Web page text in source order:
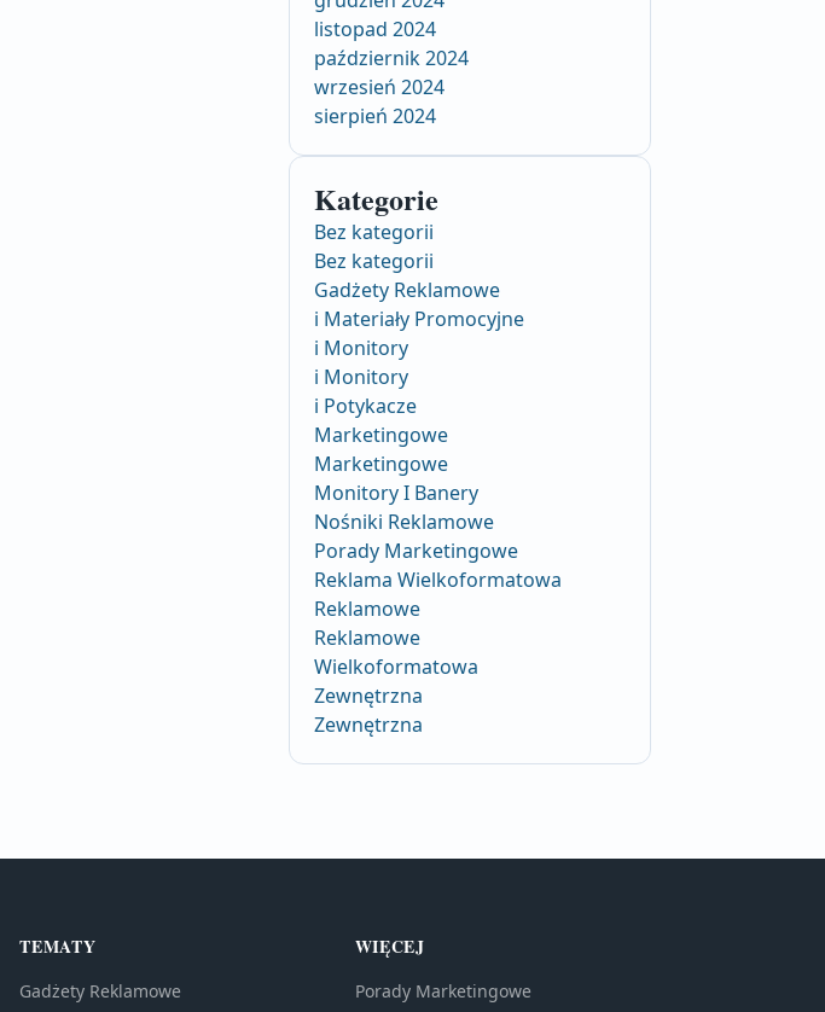
listopad 2024
październik 2024
wrzesień 2024
sierpień 2024
Kategorie
Bez kategorii
Bez kategorii
Gadżety Reklamowe
i Materiały Promocyjne
i Monitory
i Monitory
i Potykacze
Marketingowe
Marketingowe
Monitory I Banery
Nośniki Reklamowe
Porady Marketingowe
Reklama Wielkoformatowa
Reklamowe
Reklamowe
Wielkoformatowa
Zewnętrzna
Zewnętrzna
TEMATY
Gadżety Reklamowe
WIĘCEJ
Porady Marketingowe